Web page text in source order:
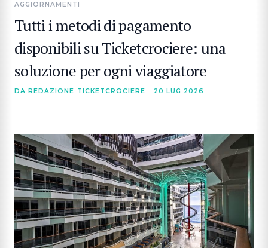
AGGIORNAMENTI
Tutti i metodi di pagamento
disponibili su Ticketcrociere: una
soluzione per ogni viaggiatore
DA REDAZIONE TICKETCROCIERE 20 LUG 2026